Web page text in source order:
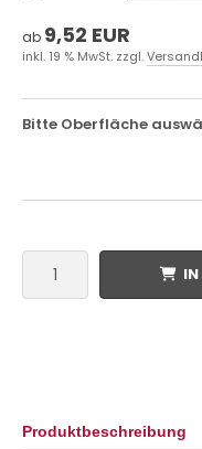
ab 9,52 EUR
inkl. 19 % MwSt. zzgl.
Bitte Oberfläche
Produktbeschreibung